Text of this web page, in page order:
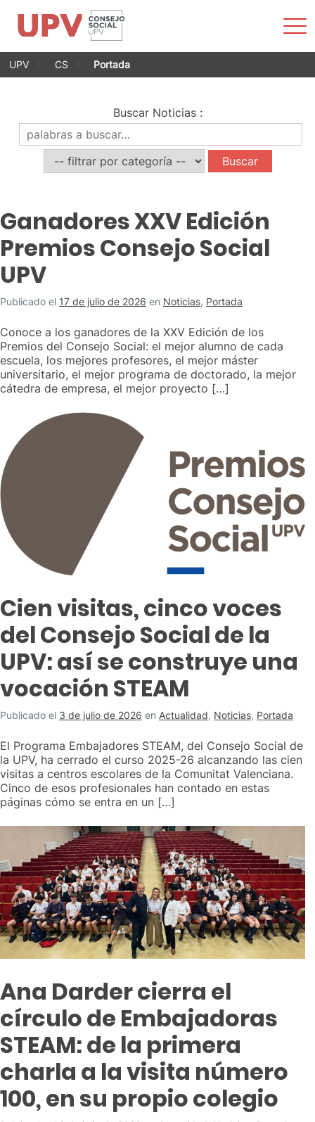
Saltar
UPV CS Portada
Buscar Noticias:
Ganadores XXV Edición
Premios Consejo Social
UPV
Publicado el 17 de julio de 2026 en Noticias, Portada
Conoce a los ganadores de la XXV Edición de los
Premios del Consejo Social: el mejor alumno de cada
escuela, los mejores profesores, el mejor máster
universitario, el mejor programa de doctorado, la mejor
cátedra de empresa, el mejor proyecto […]
Cien visitas, cinco voces
del Consejo Social de la
UPV: así se construye una
vocación STEAM
Publicado el 3 de julio de 2026 en Actualidad, Noticias, Portada
El Programa Embajadores STEAM, del Consejo Social de
la UPV, ha cerrado el curso 2025-26 alcanzando las cien
visitas a centros escolares de la Comunitat Valenciana.
Cinco de esos profesionales han contado en estas
páginas cómo se entra en un […]
Ana Darder cierra el
círculo de Embajadoras
STEAM: de la primera
charla a la visita número
100, en su propio colegio